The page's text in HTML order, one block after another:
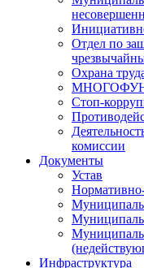
Отдел по
Охрана
Стоп-
комиссии
Документы
Устав
Инфраструктура